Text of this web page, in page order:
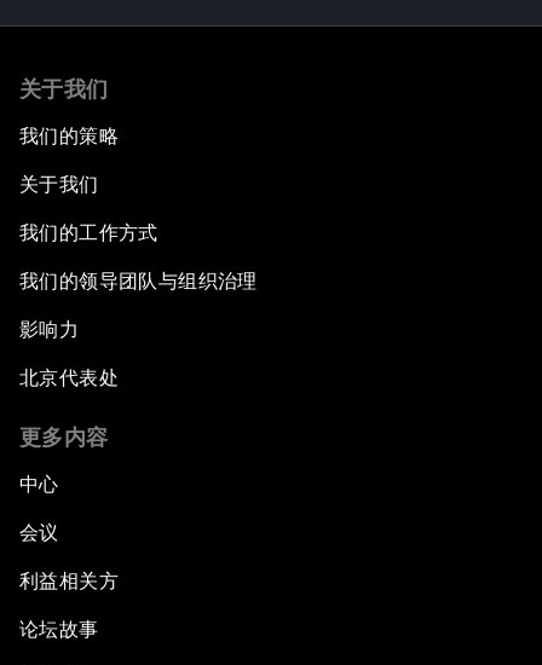
关于我们
我们的策略
关于我们
我们的工作方式
我们的领导团队与组织治理
影响力
北京代表处
更多内容
中心
会议
利益相关方
论坛故事